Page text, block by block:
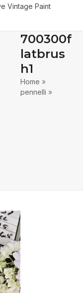
Vintage Paint
700300f
latbrus
h1
Home »
pennelli »